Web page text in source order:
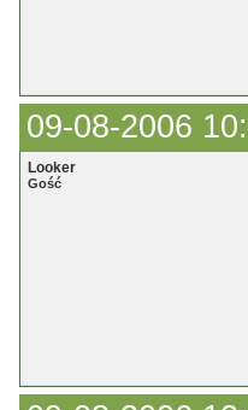
09-08-2006
Looker
Gość